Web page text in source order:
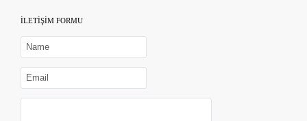
İLETİŞİM FORMU